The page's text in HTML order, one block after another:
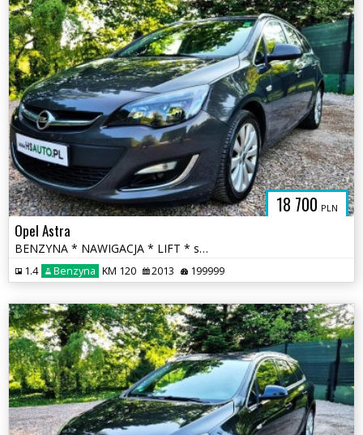
18 700 PLN
Opel Astra
BENZYNA * NAWIGACJA * LIFT * super * okazja * polecamy
1.4 Benzyna KM 120 2013 199999